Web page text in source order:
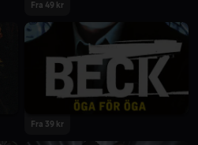
Fra 49 kr
Fra 39 kr